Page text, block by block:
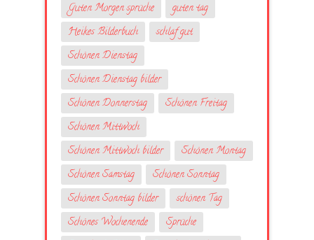
Guten Morgen sprüche
guten tag
Heikes Bilderbuch
schlaf gut
Schönen Dienstag
Schönen Dienstag bilder
Schönen Donnerstag
Schönen Freitag
Schönen Mittwoch
Schönen Mittwoch bilder
Schönen Montag
Schönen Samstag
Schönen Sonntag
Schönen Sonntag bilder
schönen Tag
Schönes Wochenende
Sprüche